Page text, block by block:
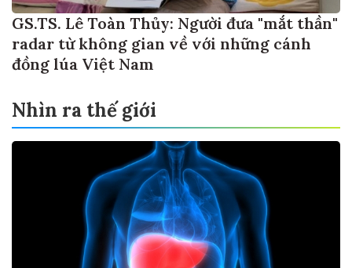
GS.TS. Lê Toàn Thủy: Người đưa "mắt thần"
radar từ không gian về với những cánh
đồng lúa Việt Nam
Nhìn ra thế giới